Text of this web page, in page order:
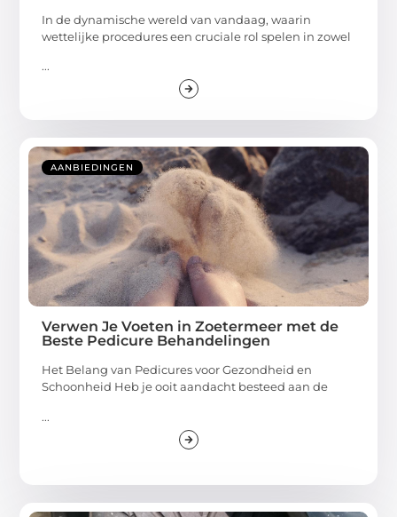
In de dynamische wereld van vandaag, waarin
wettelijke procedures een cruciale rol spelen in zowel
...
AANBIEDINGEN
Verwen Je Voeten in Zoetermeer met de
Beste Pedicure Behandelingen
Het Belang van Pedicures voor Gezondheid en
Schoonheid Heb je ooit aandacht besteed aan de
...